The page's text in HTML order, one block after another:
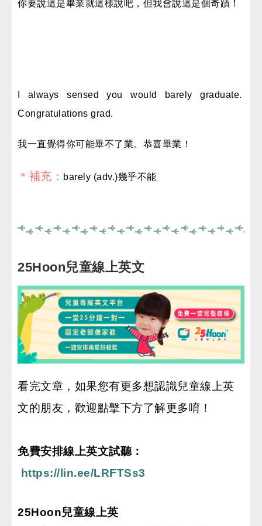
你要說這是畢業就這樣說吧，但我會說這是個奇蹟！
I always sensed you would barely graduate.
Congratulations grad.
我一直覺得你可能畢不了業。恭喜畢業！
＊補充： barely (adv.)幾乎不能
25Hoon兒童線上英文
看完文章，如果您有更多想認識兒童線上英
文的朋友，歡迎點擊下方了解更多唷！
免費安排線上英文試聽：
https://lin.ee/LRFTSs3
25Hoon兒童線上英